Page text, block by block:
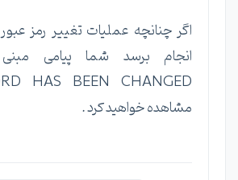
اگر چنانچه عملیات تغییر رمز
مشاهده خواهید کرد .